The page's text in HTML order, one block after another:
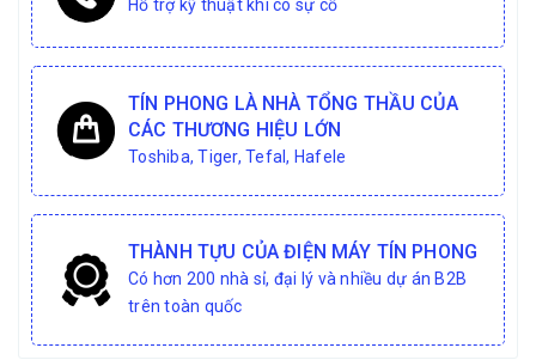
Hổ trợ kỹ thuật khi có sự cố
TÍN PHONG LÀ NHÀ TỔNG THẦU CỦA
CÁC THƯƠNG HIỆU LỚN
Toshiba, Tiger, Tefal, Hafele
THÀNH TỰU CỦA ĐIỆN MÁY TÍN PHONG
Có hơn 200 nhà sỉ, đại lý và nhiều dự án B2B
trên toàn quốc